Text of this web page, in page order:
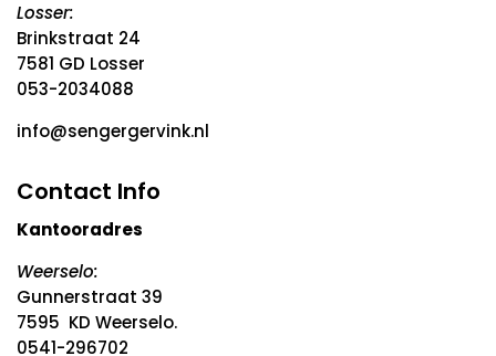
Losser:
Brinkstraat 24
7581 GD Losser
053-2034088
info@sengergervink.nl
Contact Info
Kantooradres
Weerselo:
Gunnerstraat 39
7595 KD Weerselo.
0541-296702